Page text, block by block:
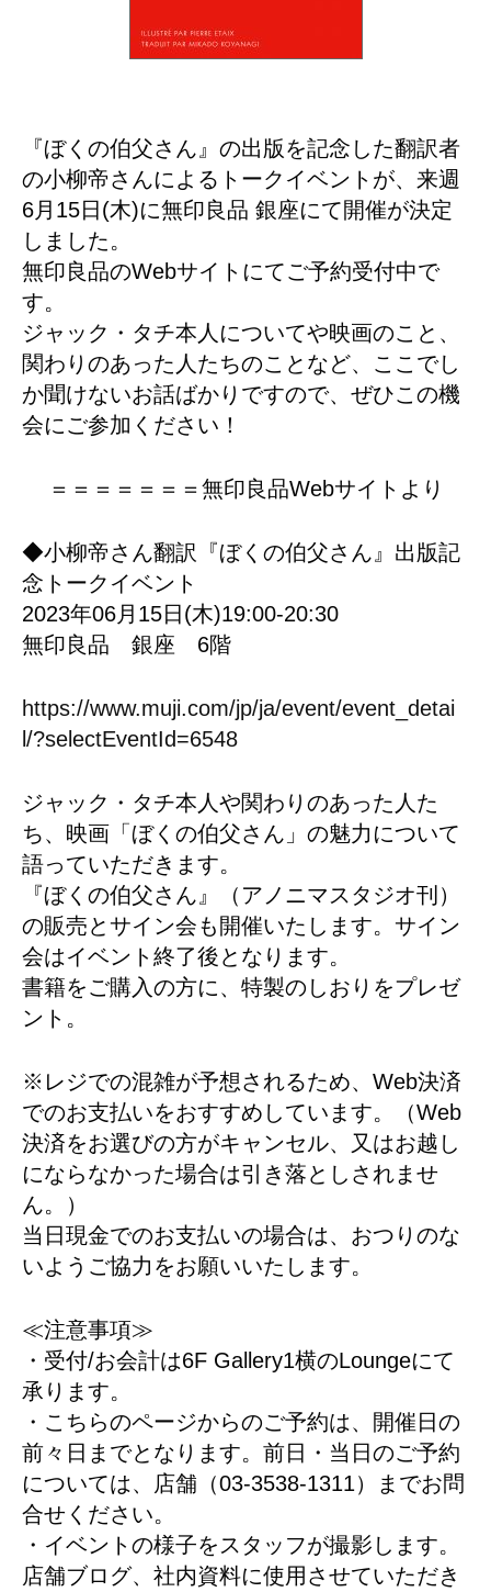
『ぼくの伯父さん』の出版を記念した翻訳者
の小柳帝さんによるトークイベントが、来週
6月15日(木)に無印良品 銀座にて開催が決定
しました。
無印良品のWebサイトにてご予約受付中で
す。
ジャック・タチ本人についてや映画のこと、
関わりのあった人たちのことなど、ここでし
か聞けないお話ばかりですので、ぜひこの機
会にご参加ください！
＝＝＝＝＝＝＝無印良品Webサイトより
◆小柳帝さん翻訳『ぼくの伯父さん』出版記
念トークイベント
2023年06月15日(木)19:00-20:30
無印良品 銀座 6階
https://www.muji.com/jp/ja/event/event_detai
l/?selectEventId=6548
ジャック・タチ本人や関わりのあった人た
ち、映画「ぼくの伯父さん」の魅力について
語っていただきます。
『ぼくの伯父さん』（アノニマスタジオ刊）
の販売とサイン会も開催いたします。サイン
会はイベント終了後となります。
書籍をご購入の方に、特製のしおりをプレゼ
ント。
※レジでの混雑が予想されるため、Web決済
でのお支払いをおすすめしています。（Web
決済をお選びの方がキャンセル、又はお越し
にならなかった場合は引き落としされませ
ん。）
当日現金でのお支払いの場合は、おつりのな
いようご協力をお願いいたします。
≪注意事項≫
・受付/お会計は6F Gallery1横のLoungeにて
承ります。
・こちらのページからのご予約は、開催日の
前々日までとなります。前日・当日のご予約
については、店舗（03-3538-1311）までお問
合せください。
・イベントの様子をスタッフが撮影します。
店舗ブログ、社内資料に使用させていただき